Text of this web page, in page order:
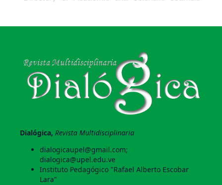
Dialógica, Revista Multidisciplinaria
dialogicaupel@gmail.com;
dialogica@upel.edu.ve
Instituto Pedagógico "Rafael Alberto Escobar
Lara"